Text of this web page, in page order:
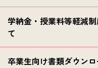
学納金・授業料等軽減
て
卒業生向け書類ダウン